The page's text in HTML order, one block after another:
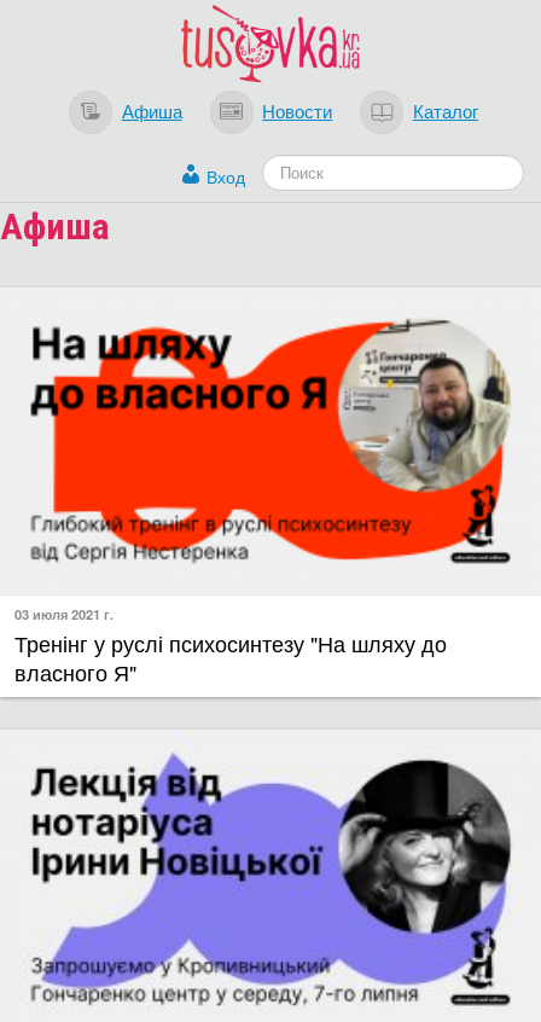
Афиша Новости Каталог
Вход
Афиша
03 июля 2021 г.
Тренінг у руслі психосинтезу "На шляху до
власного Я"